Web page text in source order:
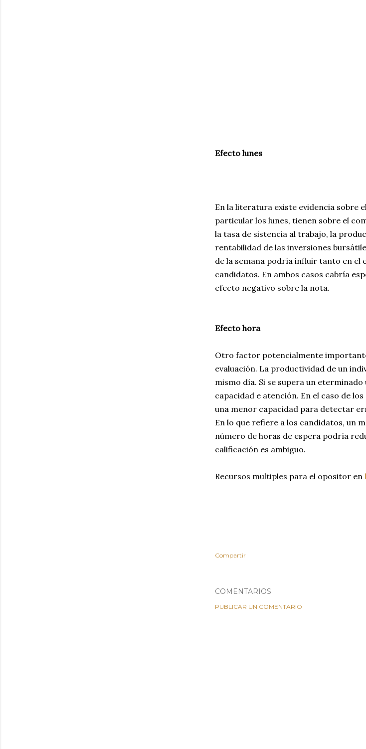
Efecto lunes
En la literatura existe evidencia sobre
particular los lunes, tienen sobre el
la tasa de sistencia al trabajo, la
rentabilidad de las inversiones
de la semana podría influir tanto en el
candidatos. En ambos casos cabría
efecto negativo sobre la nota.
Efecto hora
Otro factor potencialmente
evaluación. La productividad de un
mismo día. Si se supera un
capacidad e atención. En el caso de
una menor capacidad para detectar
En lo que refiere a los candidatos, un
número de horas de espera podría
calificación es ambiguo.
Recursos multiples para el opositor en
Compartir
COMENTARIOS
PUBLICAR UN COMENTARIO